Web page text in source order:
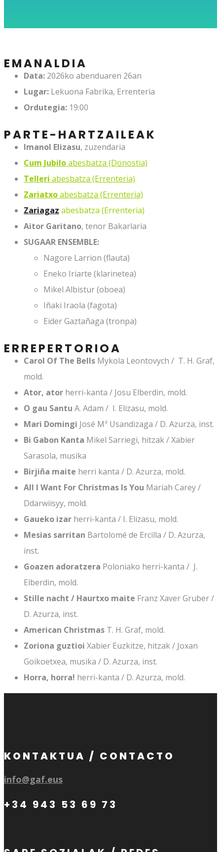
EMANALDIA
Data: 2026ko abenduaren 26an
Lugar: Lekuona Fabrika, Errenteria
Ordutegia: 19:00
PARTE-HARTZAILEAK
Imanol Elizasu, zuzendaria
Cum Jubiloabesbatza (Donostia)
Telleri abesbatza (Errenteria)
Zariatxoabesbatza (Errenteria)
Zariagaz abesbatza (Errenteria)
Aitor Garitano, tenor Bakarlaria
SUGAAR ENSEMBLE:
Nagore Larrion (flauta)
Eneko Iriarte (klarinetea)
Mikel Albistur (oboea)
Iñaki Iraola (fagota)
Eider Gaztañaga (tronpa)
ERREPERTORIOA
Carol Of The Bells Mykola Leontovych / T. H. Graf,
mold.
Ator, ator herri-kanta / Josu Elberdin, mold.
O gau Santu A. Adam / I. Elizasu, mold.
Mari Domingi José Mª Usandizaga / D. Azurza, inst.
Bi Gabon Kanta Mikel Sarriegi, hitzak / Xabier
Sarasola, musika
Birjiña maite herri kanta / D. Azurza, mold.
All I Want For Christmas Is You Mariah Carey /
Ddarwiisyy, mold.
Gaueko izar herri-kanta / I. Elizasu, mold.
Mesias sarritan Bartolomé de Ercilla / D. Azurza,
inst.
Goazen adoratzera Poloniako herri-kanta / J.
Elberdin, mold.
Stille nacht / Haurtxo maite Franz Xaver Gruber /
D. Azurza, inst.
American Christmas T. H. Graf, mold.
Zoriona guztioi Xabier Euzkitze, hitzak / Joxan
Goikoetxea, musika / D. Azurza, inst.
Horra, horra! herri-kanta / D. Azurza, mold.
KONTAKTUA / CONTACTO
info@gaf.eus
+34 943 53 69 73